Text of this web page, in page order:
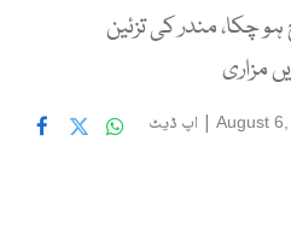
چکا، مندر کی تزئین
مزاری
August
| اپ ڈیٹ